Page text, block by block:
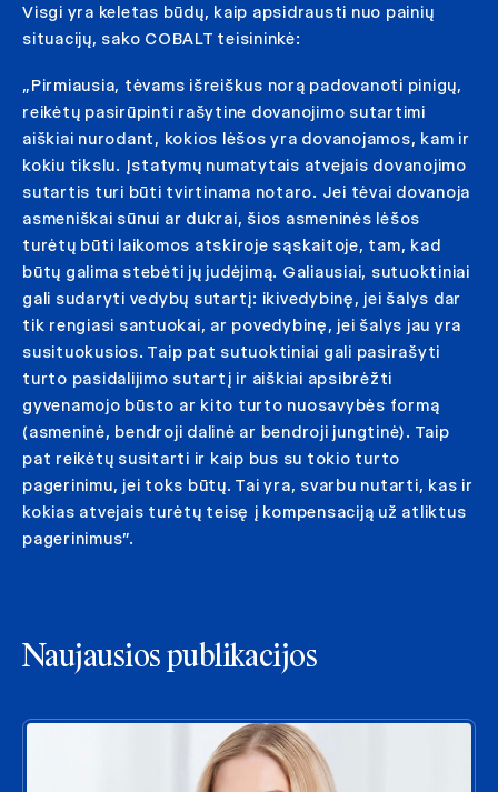
Visgi yra keletas būdų, kaip apsidrausti nuo painių
situacijų, sako COBALT teisininkė:
„Pirmiausia, tėvams išreiškus norą padovanoti pinigų,
reikėtų pasirūpinti rašytine dovanojimo sutartimi
aiškiai nurodant, kokios lėšos yra dovanojamos, kam ir
kokiu tikslu. Įstatymų numatytais atvejais dovanojimo
sutartis turi būti tvirtinama notaro. Jei tėvai dovanoja
asmeniškai sūnui ar dukrai, šios asmeninės lėšos
turėtų būti laikomos atskiroje sąskaitoje, tam, kad
būtų galima stebėti jų judėjimą. Galiausiai, sutuoktiniai
gali sudaryti vedybų sutartį: ikivedybinę, jei šalys dar
tik rengiasi santuokai, ar povedybinę, jei šalys jau yra
susituokusios. Taip pat sutuoktiniai gali pasirašyti
turto pasidalijimo sutartį ir aiškiai apsibrėžti
gyvenamojo būsto ar kito turto nuosavybės formą
(asmeninė, bendroji dalinė ar bendroji jungtinė). Taip
pat reikėtų susitarti ir kaip bus su tokio turto
pagerinimu, jei toks būtų. Tai yra, svarbu nutarti, kas ir
kokias atvejais turėtų teisę į kompensaciją už atliktus
pagerinimus”.
Naujausios publikacijos